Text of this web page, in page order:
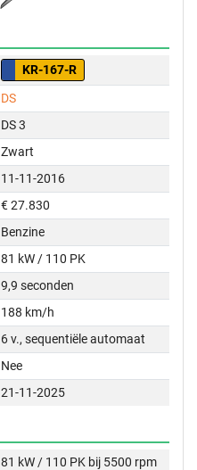
KR-167-R
DS
DS 3
Zwart
11-11-2016
€ 27.830
Benzine
81 kW / 110 PK
9,9 seconden
188 km/h
6 v., sequentiële automaat
Nee
21-11-2025
81 kW / 110 PK bij 5500 rpm